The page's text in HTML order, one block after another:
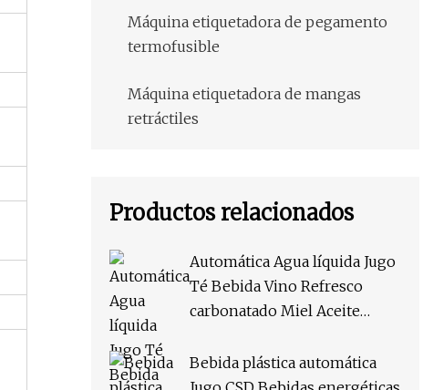
Máquina etiquetadora de pegamento
termofusible
Máquina etiquetadora de mangas
retráctiles
Productos relacionados
Automática Agua líquida Jugo
Té Bebida Vino Refresco
carbonatado Miel Aceite
Botella de plástico redonda
Manga de etiqueta de PVC
Bebida plástica automática